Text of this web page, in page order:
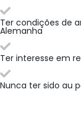
Ter condições de
Alemanha
Ter interesse em
Nunca ter sido au